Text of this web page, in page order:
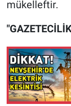
mükelleftir.